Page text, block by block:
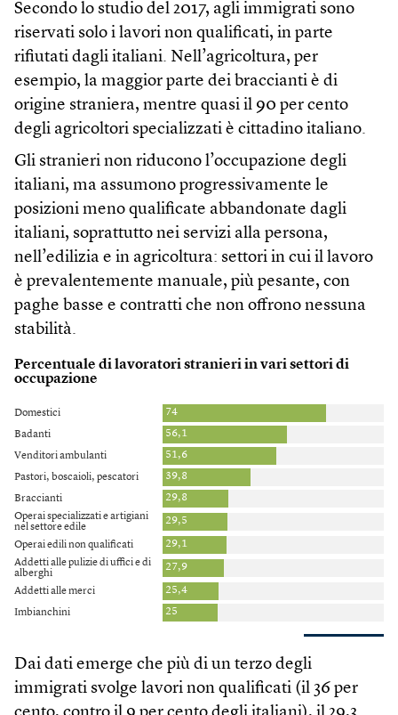
Secondo lo studio del 2017, agli immigrati sono
riservati solo i lavori non qualificati, in parte
rifiutati dagli italiani. Nell’agricoltura, per
esempio, la maggior parte dei braccianti è di
origine straniera, mentre quasi il 90 per cento
degli agricoltori specializzati è cittadino italiano.
Gli stranieri non riducono l’occupazione degli
italiani, ma assumono progressivamente le
posizioni meno qualificate abbandonate dagli
italiani, soprattutto nei servizi alla persona,
nell’edilizia e in agricoltura: settori in cui il lavoro
è prevalentemente manuale, più pesante, con
paghe basse e contratti che non offrono nessuna
stabilità.
Dai dati emerge che più di un terzo degli
immigrati svolge lavori non qualificati (il 36 per